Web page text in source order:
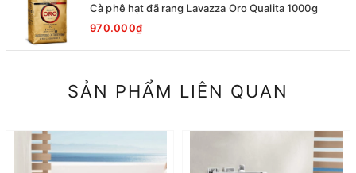
Cà phê hạt đã rang Lavazza Oro Qualita 1000g
970.000₫
SẢN PHẨM LIÊN QUAN